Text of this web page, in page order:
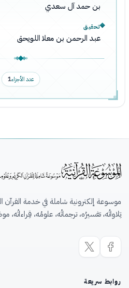
بن حمد آل سعدي
تحقيق
عبد الرحمن بن معلا اللويحق
عدد الأجزاء1
موسوعة إلكترونية شاملة في خدمة القرآن
تِلاواتُه، تفسيرُه، ترجماتُه، علومُه، قِراءاتُه،
روابط سريعة